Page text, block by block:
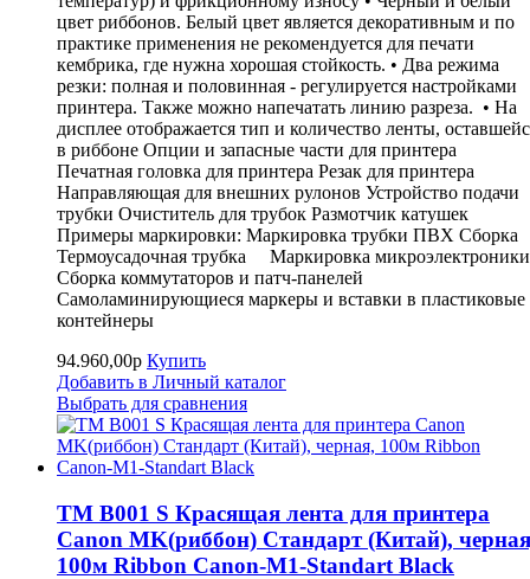
цвет риббонов. Белый цвет является декоративным и по
практике применения не рекомендуется для печати
кембрика, где нужна хорошая стойкость. • Два режима
резки: полная и половинная - регулируется настройками
принтера. Также можно напечатать линию разреза. • На
дисплее отображается тип и количество ленты,
в риббоне Опции и запасные части для принтера
Печатная головка для принтера Резак для принтера
Направляющая для внешних рулонов Устройство подачи
трубки Очиститель для трубок Размотчик катушек
Примеры маркировки: Маркировка трубки ПВХ Сборка
Термоусадочная трубка Маркировка микроэлектроники
Сборка коммутаторов и патч-панелей
Самоламинирующиеся маркеры и вставки в пластиковые
контейнеры
94.960,00р Купить
Добавить в Личный каталог
Выбрать для сравнения
TM B001 S Красящая лента для принтера
Canon MK(риббон) Стандарт (Китай),
100м Ribbon Canon-M1-Standart Black